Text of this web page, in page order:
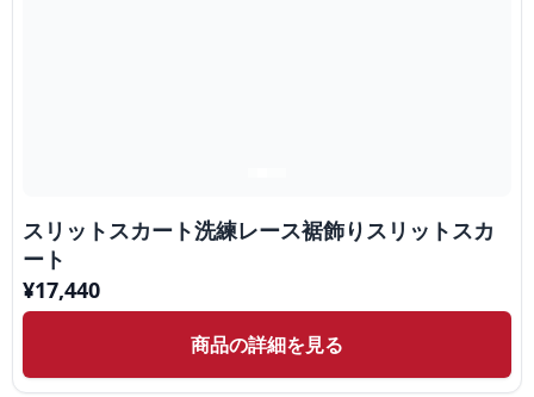
スリットスカート洗練レース裾飾りスリットスカ
ート
¥17,440
商品の詳細を見る